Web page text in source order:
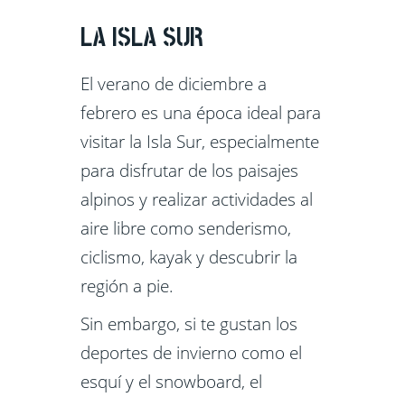
LA ISLA SUR
El verano de diciembre a
febrero es una época ideal para
visitar la Isla Sur, especialmente
para disfrutar de los paisajes
alpinos y realizar actividades al
aire libre como senderismo,
ciclismo, kayak y descubrir la
región a pie.
Sin embargo, si te gustan los
deportes de invierno como el
esquí y el snowboard, el